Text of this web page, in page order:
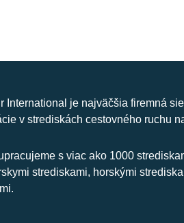
International je najväčšia firemná
v strediskách cestovného ruchu
s viac ako 1000
strediskami, horskými